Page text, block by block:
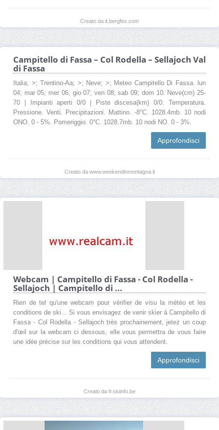
Creato da it.bergfex.com
Campitello di Fassa – Col Rodella – Sellajoch Val
di Fassa
Italia; >; Trentino-Aa; >; Neve; >; Meteo Campitello Di Fassa. lun
04; mar 05; mer 06; gio 07; ven 08; sab 09; dom 10. Neve(cm) 25-
70 | Impianti aperti 0/0 | Piste discesa(km) 0/0. Temperatura.
Pressione. Venti. Precipitazioni. Mattino. -8°C. 1028.4mb. 10 nodi
ONO. 0 - 5%. Pomeriggio. 0°C. 1028.7mb. 10 nodi NO. 0 - 3%.
Approfondisci
Creato da www.weekendinmontagna.it
Webcam | Campitello di Fassa - Col Rodella -
Sellajoch | Campitello di ...
Rien de tel qu'une webcam pour vérifier de visu la météo et les
conditions de ski... Si vous envisagez de venir skier à Campitello di
Fassa - Col Rodella - Sellajoch très prochainement, jetez un coup
d'œil sur la webcam ci dessous, elle vous permettra de vous faire
une idée précise sur les conditions qui vous attendent.
Approfondisci
Creato da fr.skiinfo.be